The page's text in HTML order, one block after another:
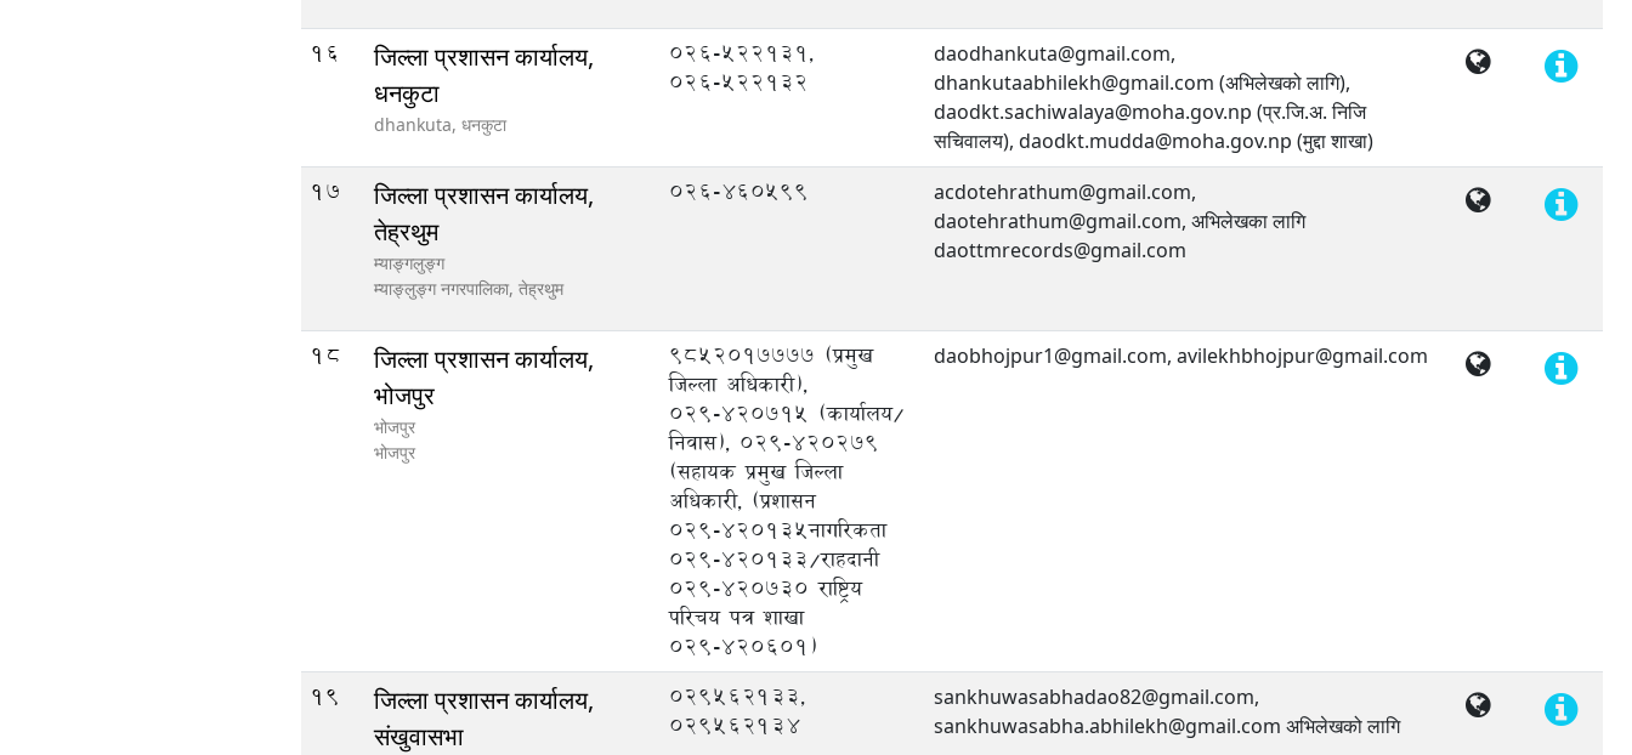
16
जिल्ला प्रशासन कार्यालय,
धनकुटा
dhankuta, धनकुटा
०२६-५२२१३१,
०२६-५२२१३२
daodhankuta@gmail.com,
dhankutaabhilekh@gmail.com (अभिलेखको लागि),
daodkt.sachiwalaya@moha.gov.np (प्र.जि.अ. निजि
सचिवालय), daodkt.mudda@moha.gov.np (मुद्दा शाखा)
17
जिल्ला प्रशासन कार्यालय,
तेह्रथुम
म्याङ्गलुङ्ग
म्याङ्लुङ्ग नगरपालिका, तेह्रथुम
026-460599
acdotehrathum@gmail.com,
daotehrathum@gmail.com, अभिलेखका लागि
daottmrecords@gmail.com
18
जिल्ला प्रशासन कार्यालय,
भोजपुर
भोजपुर
भोजपुर
९८५२०१७७७७ (प्रमुख
जिल्ला अधिकारी),
०२९-४२०७१५ (कार्यालय/
निवास), ०२९-४२०२७९
(सहायक प्रमुख जिल्ला
अधिकारी, (प्रशासन
०२९-४२०१३५नागरिकता
०२९-४२०१३३/राहदानी
०२९-४२०७३० राष्ट्रिय
परिचय पत्र शाखा
०२९-४२०६०१)
daobhojpur1@gmail.com, avilekhbhojpur@gmail.com
19
जिल्ला प्रशासन कार्यालय,
संखुवासभा
029562133,
029562134
sankhuwasabhadao82@gmail.com,
sankhuwasabha.abhilekh@gmail.com अभिलेखको लागि